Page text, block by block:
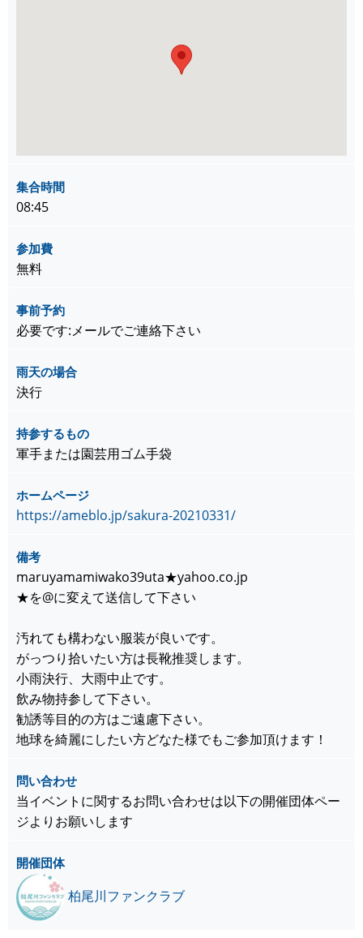
集合時間
08:45
参加費
無料
事前予約
必要です:メールでご連絡下さい
雨天の場合
決行
持参するもの
軍手または園芸用ゴム手袋
ホームページ
https://ameblo.jp/sakura-20210331/
備考
maruyamamiwako39uta★yahoo.co.jp
★を@に変えて送信して下さい
汚れても構わない服装が良いです。
がっつり拾いたい方は長靴推奨します。
小雨決行、大雨中止です。
飲み物持参して下さい。
勧誘等目的の方はご遠慮下さい。
地球を綺麗にしたい方どなた様でもご参加頂けます！
問い合わせ
当イベントに関するお問い合わせは以下の開催団体ペー
ジよりお願いします
開催団体
柏尾川ファンクラブ